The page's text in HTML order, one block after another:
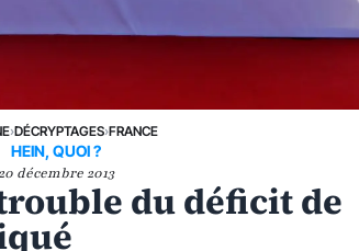
›DÉCRYPTAGES›FRANCE
HEIN, QUOI ?
décembre 2013
du déficit de